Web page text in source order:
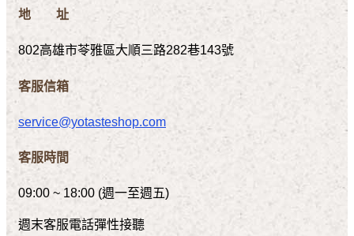
地 址
802高雄市苓雅區大順三路282巷143號
客服信箱
service@yotasteshop.com
客服時間
09:00 ~ 18:00 (週一至週五)
週末客服電話彈性接聽